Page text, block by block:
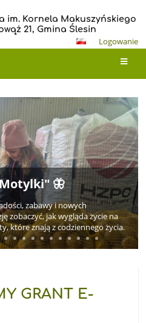
im. Kornela Makuszyńskiego
21, Gmina Ślesin
Logowanie
– warsztaty z
hospicjum 🐣🐇
rodzicami na rzecz hospicjum
które odbyły się w
wymiar – wszystkie
i ich rodziców trafią na
przekazany na rzecz
GRANT E-